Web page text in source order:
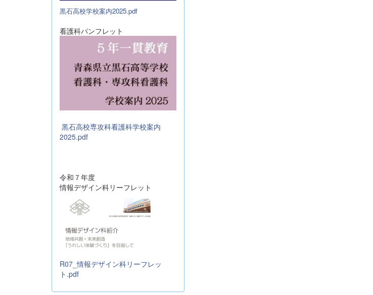
黒石高校学校案内2025.pdf
看護科パンフレット
黒石高校専攻科看護科学校案内
2025.pdf
令和７年度
情報デザイン科リーフレット
R07_情報デザイン科リーフレッ
ト.pdf